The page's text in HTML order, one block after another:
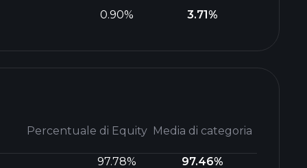
0.90% 3.71%
Percentuale di Equity Media di categoria
97.78%
97.46%